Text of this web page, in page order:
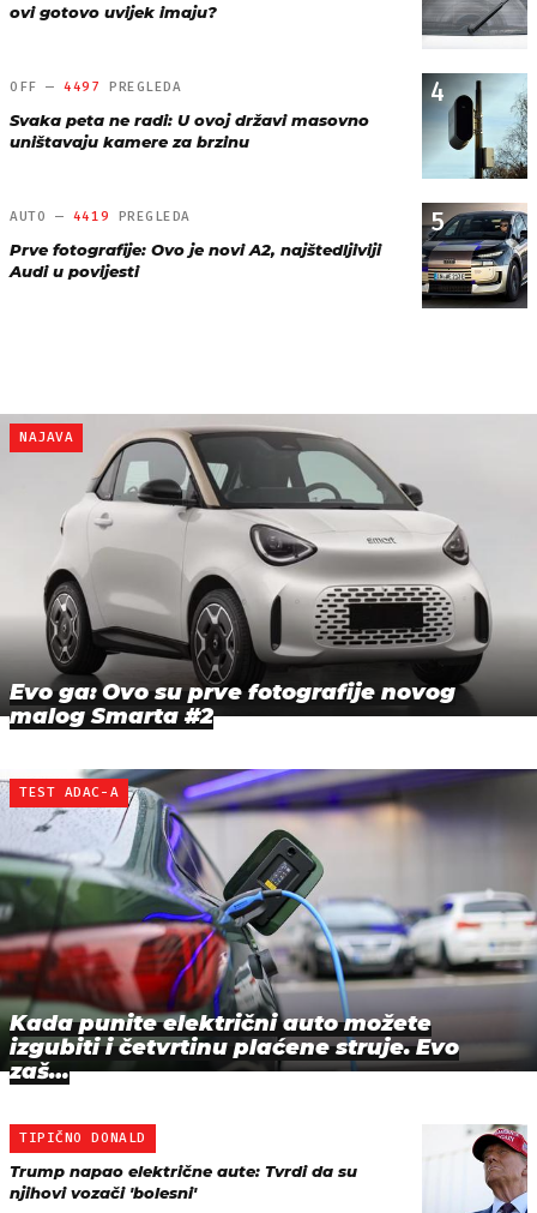
ovi gotovo uvijek imaju?
4
OFF —4497 PREGLEDA
Svaka peta ne radi: U ovoj državi masovno
uništavaju kamere za brzinu
5
AUTO — 4419 PREGLEDA
Prve fotografije: Ovo je novi A2, najštedljiviji
Audi u povijesti
NAJAVA
Evo ga: Ovo su prve fotografije novog
malog Smarta #2
TEST ADAC-A
Kada punite električni auto možete
izgubiti i četvrtinu plaćene struje. Evo
zaš…
TIPIČNO DONALD
Trump napao električne aute: Tvrdi da su
njihovi vozači 'bolesni'